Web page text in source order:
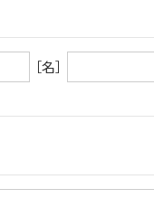
［名］